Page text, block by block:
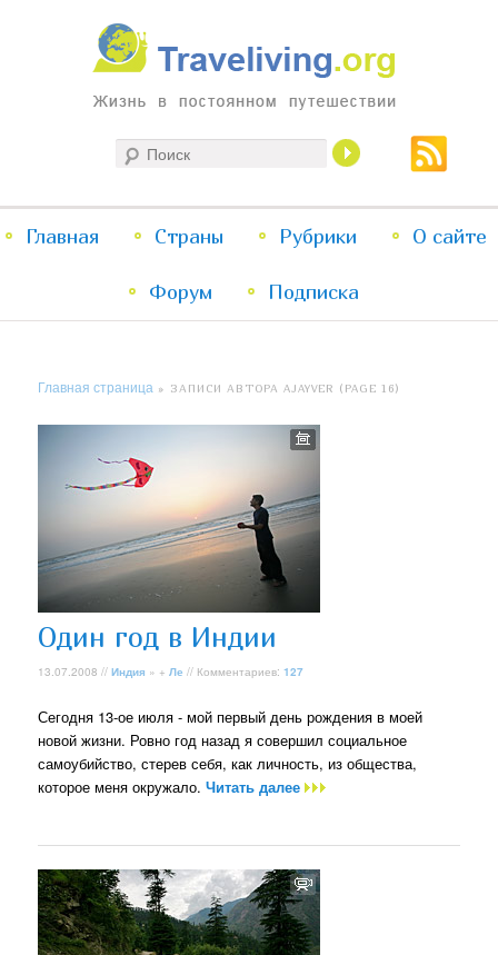
Traveliving
Жизнь в постоянном путешествии
меню
Перейти
к
Перейти
к
Главная Страны Рубрики О сайте
Форум Подписка
Главная страница » ЗАПИСИ АВТОРА AJAYVER (PAGE 16)
Один год в Индии
13.07.2008 //Индия » +Ле // Комментариев:127
Сегодня 13-ое июля - мой первый день рождения в моей
новой жизни. Ровно год назад я совершил социальное
самоубийство, стерев себя, как личность, из общества,
которое меня окружало.Читать далее